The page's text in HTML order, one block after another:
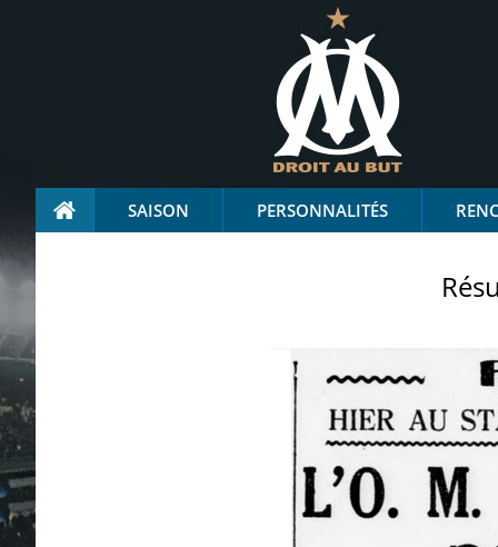
SAISON PERSONNALITÉS